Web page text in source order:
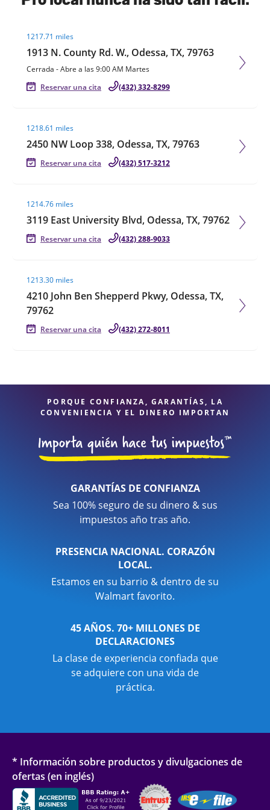
1217.71 miles
1913 N. County Rd. W., Odessa, TX, 79763
Cerrada -Abre a las9:00 AM Martes
Reservar una cita
(432) 332-8299
1218.61 miles
2450 NW Loop 338, Odessa, TX, 79763
Reservar una cita (432) 517-3212
1214.76 miles
3119 East University Blvd, Odessa, TX, 79762
Reservar una cita (432) 288-9033
1213.30 miles
4210 John Ben Shepperd Pkwy, Odessa, TX,
79762
Reservar una cita (432) 272-8011
PORQUE CONFIANZA, GARANTÍAS, LA
CONVENIENCIA Y EL DINERO IMPORTAN
GARANTÍAS DE CONFIANZA
Sea 100% seguro de su dinero & sus
impuestos año tras año.
PRESENCIA NACIONAL. CORAZÓN
LOCAL.
Estamos en su barrio & dentro de su
Walmart favorito.
45 AÑOS. 70+ MILLONES DE
DECLARACIONES
La clase de experiencia confiada que
se adquiere con una vida de
práctica.
* Información sobre productos y divulgaciones de
ofertas (en inglés)